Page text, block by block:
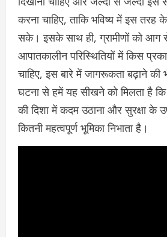
करना चाहिए, ताकि भविष्य में इस
सके। इसके साथ ही, ग्रामीणों को आग
आपातकालीन परिस्थितियों में किस
चाहिए, इस बारे में जागरूकता बढ़ाने
घटना से हमें यह सीखने को मिलता है
की दिशा में कदम उठाना और सुरक्षा के
कितनी महत्वपूर्ण भूमिका निभाता है।